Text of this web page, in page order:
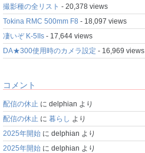
撮影種の全リスト - 20,378 views
Tokina RMC 500mm F8 - 18,097 views
凄いぞ K-5IIs - 17,644 views
DA★300使用時のカメラ設定 - 16,969 views
コメント
配信の休止 に delphian より
配信の休止 に 暮らし より
2025年開始 に delphian より
2025年開始 に delphian より